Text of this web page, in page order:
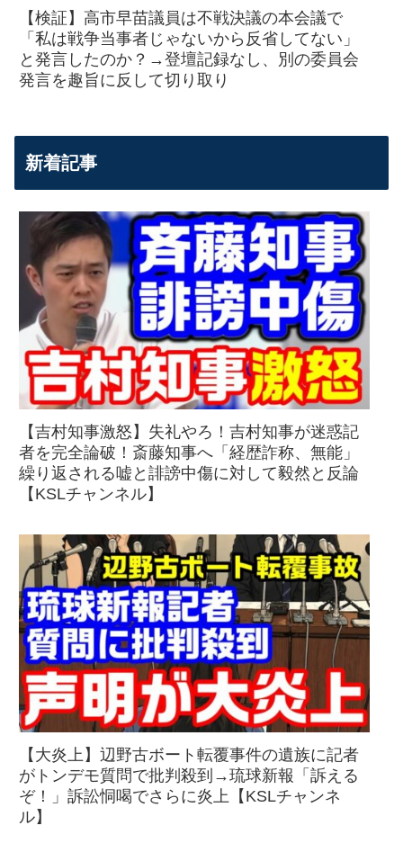
【検証】高市早苗議員は不戦決議の本会議で
「私は戦争当事者じゃないから反省してない」
と発言したのか？→登壇記録なし、別の委員会
発言を趣旨に反して切り取り
新着記事
【吉村知事激怒】失礼やろ！吉村知事が迷惑記
者を完全論破！斎藤知事へ「経歴詐称、無能」
繰り返される嘘と誹謗中傷に対して毅然と反論
【KSLチャンネル】
【大炎上】辺野古ボート転覆事件の遺族に記者
がトンデモ質問で批判殺到→琉球新報「訴える
ぞ！」訴訟恫喝でさらに炎上【KSLチャンネ
ル】